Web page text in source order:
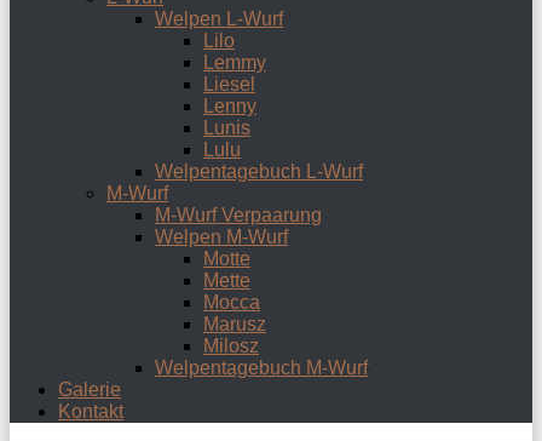
Welpen L-Wurf
Lilo
Lemmy
Liesel
Lenny
Lunis
Lulu
Welpentagebuch L-Wurf
M-Wurf
M-Wurf Verpaarung
Welpen M-Wurf
Motte
Mette
Mocca
Marusz
Milosz
Welpentagebuch M-Wurf
Galerie
Kontakt